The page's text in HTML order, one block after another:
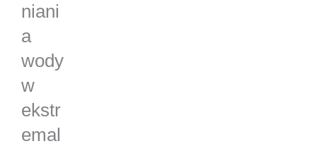
niani
a
wody
w
ekstr
emal